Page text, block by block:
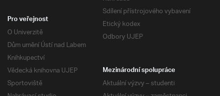
Sdílení přístrojového vybavení
Etický kodex
Odbory UJEP
Pro veřejnost
O Univerzitě
Dům umění Ústí nad Labem
Knihkupectví
Vědecká knihovna UJEP
Sportoviště
Mezinárodní spolupráce
Aktuální výzvy – studenti